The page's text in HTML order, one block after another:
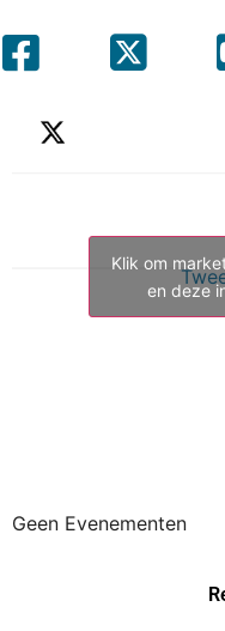
Klik om
en deze
Geen Evenementen